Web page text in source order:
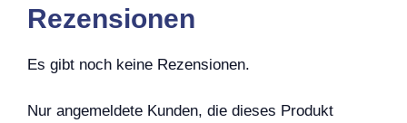
Rezensionen
Es gibt noch keine Rezensionen.
Nur angemeldete Kunden, die dieses Produkt